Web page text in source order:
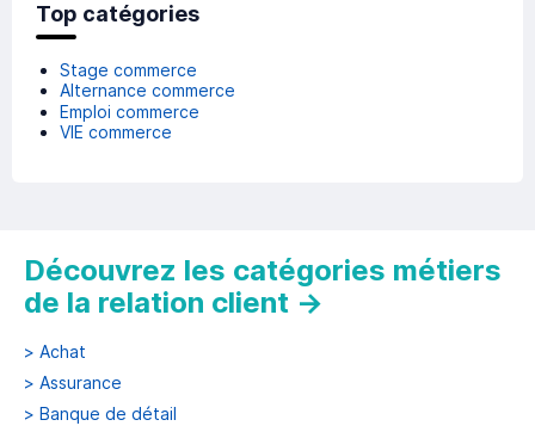
Top catégories
Stage commerce
Alternance commerce
Emploi commerce
VIE commerce
Découvrez les catégories métiers
de la relation client →
> Achat
> Assurance
> Banque de détail